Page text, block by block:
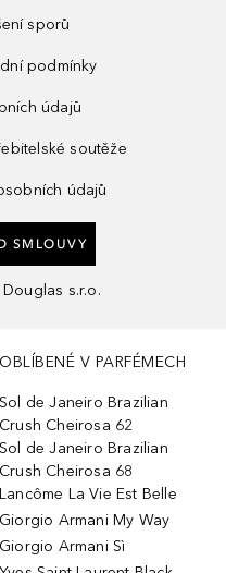
sporů
podmínky
údajů
soutěže
údajů
SMLOUVY
s.r.o.
OBLÍBENÉ V PARFÉMECH
Sol de Janeiro Brazilian
Crush Cheirosa 62
Sol de Janeiro Brazilian
Crush Cheirosa 68
Lancôme La Vie Est Belle
Giorgio Armani My Way
Giorgio Armani Sì